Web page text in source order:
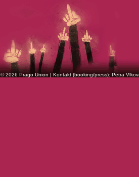
© 2026 Prago Union | Kontakt (booking/press): Petra